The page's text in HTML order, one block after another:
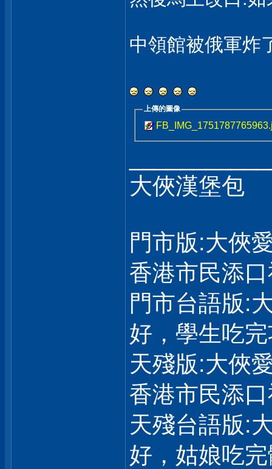
中領館被俄軍炸
上傳的圖像
大俠漢堡包
門市版:大俠
香港市民添
門市台語版:
好，學生吃
天殘版:大俠
香港市民添
天殘台語版:
好，姑娘吃